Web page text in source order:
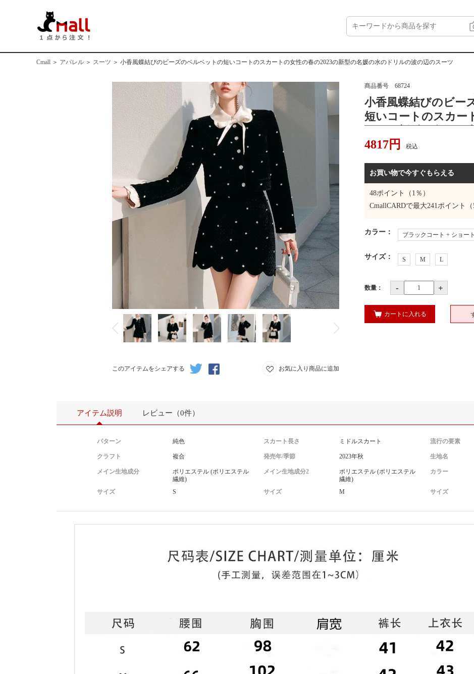
Cmall ＞ アパレル ＞ スーツ ＞ 小香風蝶結びのビーズのベルベットの短いコートのスカートの女性の春の2023の新型の名媛の水のドリルの波の辺のスーツ
このアイテムをシェアする お気に入り商品に追加
商品番号 68724
小香風蝶結びのビー
短いコートのスカー
辺のスーツ
4817円 税込
お買い物で今すぐもらえる
48ポイント（1％）
CmallCARDで最大241ポイント（
カラー ： ブラックコート + ショー
サイズ： S M L
数量： - +
カートに入れる
アイテム説明 レビュー（0件）
パターン 純色 スカート長さ ミドルスカート 流行の要素
クラフト 複合 発売年/季節 2023年秋 生地名
メイン生地成分
ポリエステル (ポリエステル
繊維)
メイン生地成分2
ポリエステル (ポリエステル
繊維)
カラー
サイズ
S サイズ M サイズ